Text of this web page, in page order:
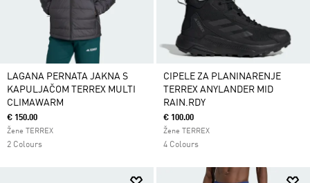
LAGANA PERNATA JAKNA S
KAPULJAČOM TERREX MULTI
CLIMAWARM
€ 150.00
Žene TERREX
2 Colours
CIPELE ZA PLANINARENJE
TERREX ANYLANDER MID
RAIN.RDY
€ 100.00
Žene TERREX
4 Colours